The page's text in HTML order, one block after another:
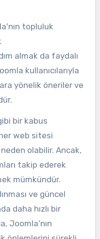
topluluk
almak da faydalı
kullanıcılarıyla
yönelik öneriler ve
bir kabus
web sitesi
olabilir. Ancak,
takip ederek
mümkündür.
ve güncel
daha hızlı bir
Joomla'nın